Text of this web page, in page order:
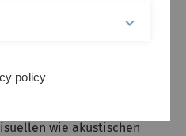
die sich aus Physikern,
Technikern, Tänzern
und sich Fragen
und Wissenschaft
NASA-Daten, von
wie akustischen
policy